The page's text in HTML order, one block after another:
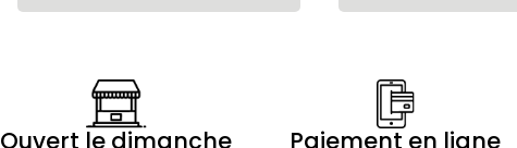
Ouvert le dimanche
Paiement en ligne